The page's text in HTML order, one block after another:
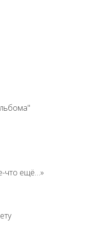
что ещё…»